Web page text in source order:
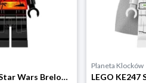
LEGO KE249 Star Wars Brelok latarka LED Darth Vader Vacation Lego
Planeta Klocków